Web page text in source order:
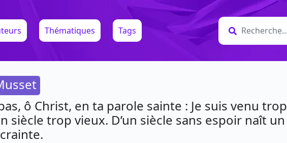
Thématiques Tags
ô Christ, en ta parole sainte : Je suis venu trop
siècle trop vieux. D’un siècle sans espoir naît un